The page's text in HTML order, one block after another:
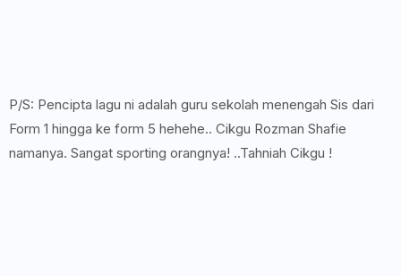
P/S: Pencipta lagu ni adalah guru sekolah menengah Sis dari
Form 1 hingga ke form 5 hehehe.. Cikgu Rozman Shafie
namanya. Sangat sporting orangnya! ..Tahniah Cikgu !